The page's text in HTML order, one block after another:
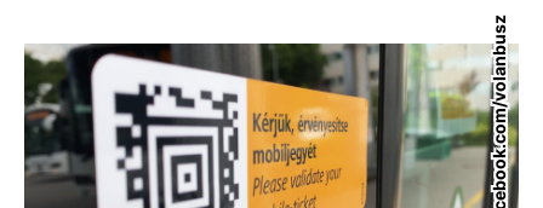
facebook.com/volanbusz